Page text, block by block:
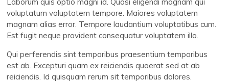
voluptatum voluptatem tempore. Maiores voluptatem
magnam alias error. Tempore laudantium voluptatibus cum.
Est fugit neque provident consequatur voluptatem illo.
Qui perferendis sint temporibus praesentium temporibus
est ab. Excepturi quam ex reiciendis quaerat sed at ab
reiciendis. Id quisquam rerum sit temporibus dolores.